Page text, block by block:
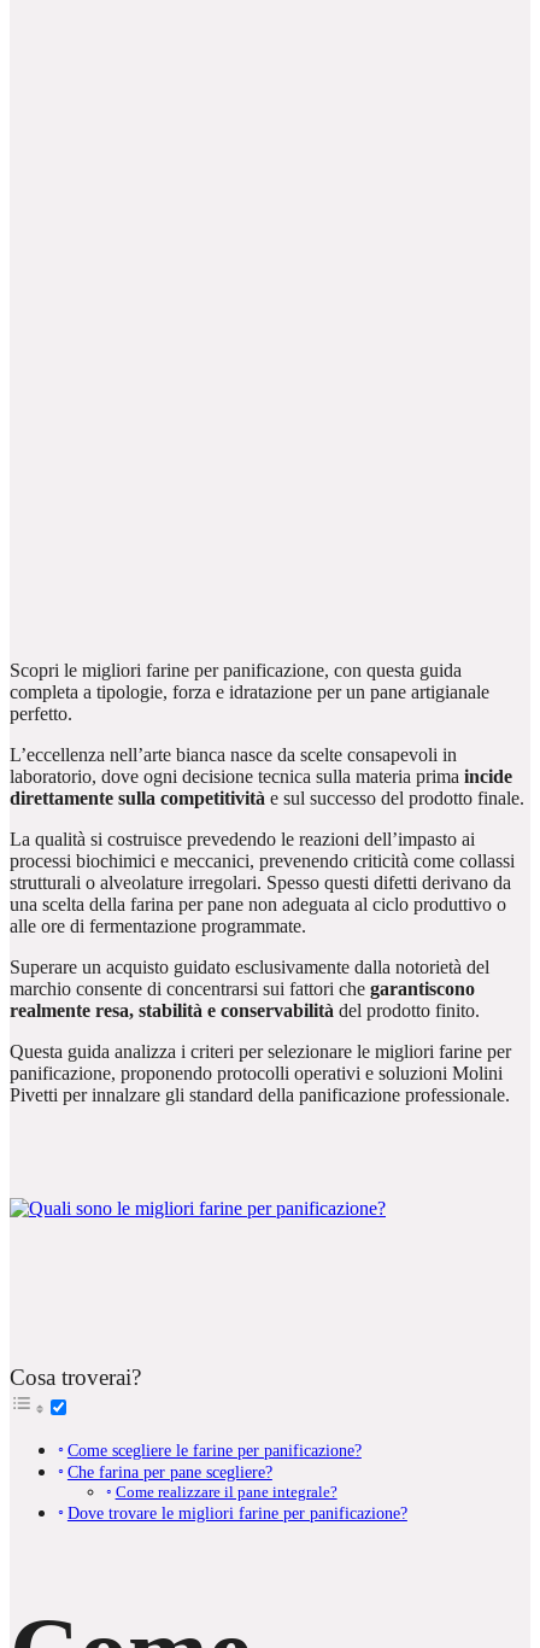
Scopri le migliori farine per panificazione, con questa guida
completa a tipologie, forza e idratazione per un pane artigianale
perfetto.
L’eccellenza nell’arte bianca nasce da scelte consapevoli in
laboratorio, dove ogni decisione tecnica sulla materia prima incide
direttamente sulla competitività e sul successo del prodotto finale.
La qualità si costruisce prevedendo le reazioni dell’impasto ai
processi biochimici e meccanici, prevenendo criticità come collassi
strutturali o alveolature irregolari. Spesso questi difetti derivano da
una scelta della farina per pane non adeguata al ciclo produttivo o
alle ore di fermentazione programmate.
Superare un acquisto guidato esclusivamente dalla notorietà del
marchio consente di concentrarsi sui fattori che garantiscono
realmente resa, stabilità e conservabilità del prodotto finito.
Questa guida analizza i criteri per selezionare le migliori farine per
panificazione, proponendo protocolli operativi e soluzioni Molini
Pivetti per innalzare gli standard della panificazione professionale.
Cosa troverai?
Come scegliere le farine per panificazione?
Che farina per pane scegliere?
Come realizzare il pane integrale?
Dove trovare le migliori farine per panificazione?